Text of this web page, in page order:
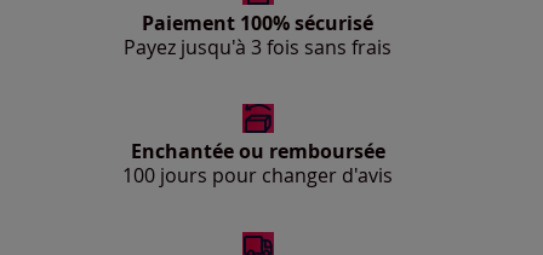
Paiement 100% sécurisé
Payez jusqu'à 3 fois sans frais
Enchantée ou remboursée
100 jours pour changer d'avis